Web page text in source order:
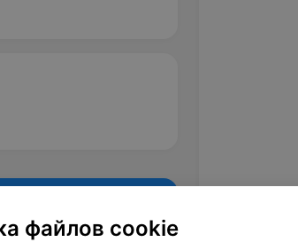
файлов cookie